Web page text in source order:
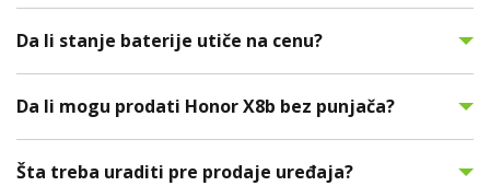
Da li stanje baterije utiče na cenu?
Da li mogu prodati Honor X8b bez punjača?
Šta treba uraditi pre prodaje uređaja?